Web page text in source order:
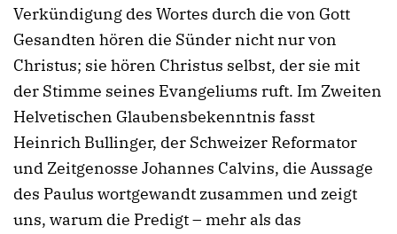
Verkündigung des Wortes durch die von Gott
Gesandten hören die Sünder nicht nur von
Christus; sie hören Christus selbst, der sie mit
der Stimme seines Evangeliums ruft. Im Zweiten
Helvetischen Glaubensbekenntnis fasst
Heinrich Bullinger, der Schweizer Reformator
und Zeitgenosse Johannes Calvins, die Aussage
des Paulus wortgewandt zusammen und zeigt
uns, warum die Predigt – mehr als das